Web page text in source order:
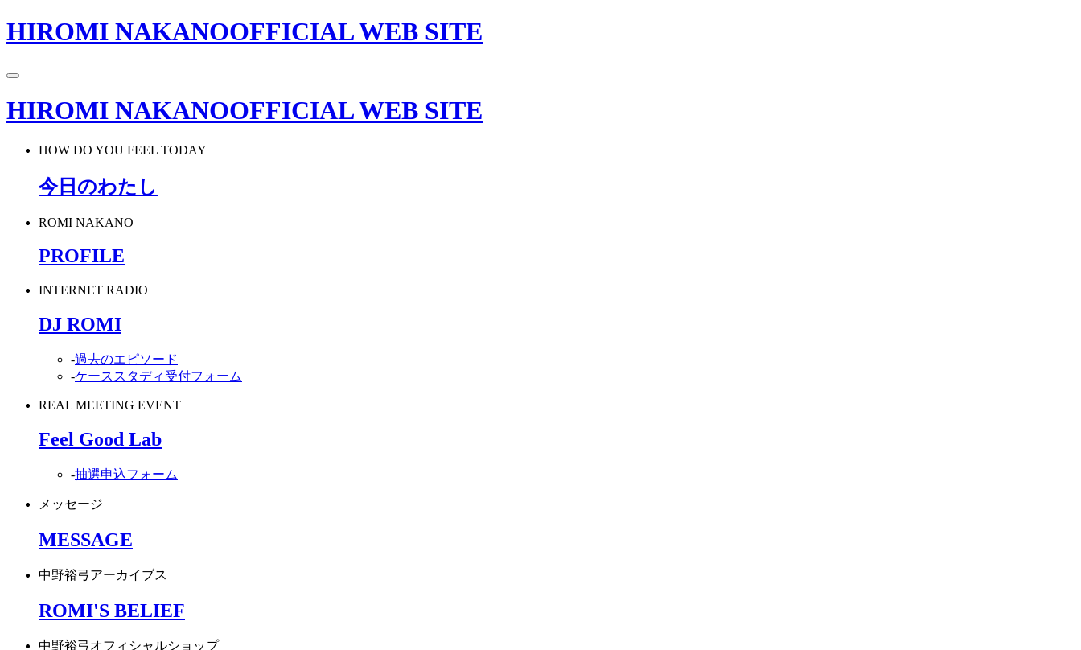
HIROMI NAKANOOFFICIAL WEB SITE
HIROMI NAKANOOFFICIAL WEB SITE
HOW DO YOU FEEL TODAY
今日のわたし
ROMI NAKANO
PROFILE
INTERNET RADIO
DJ ROMI
-過去のエピソード
-ケーススタディ受付フォーム
REAL MEETING EVENT
Feel Good Lab
-抽選申込フォーム
メッセージ
MESSAGE
中野裕弓アーカイブス
ROMI'S BELIEF
中野裕弓オフィシャルショップ